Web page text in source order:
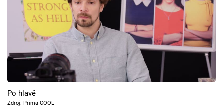
Seriály
Hry
Cool Esport
Pořady
TV Program
Po hlavě
Zdroj: Prima COOL